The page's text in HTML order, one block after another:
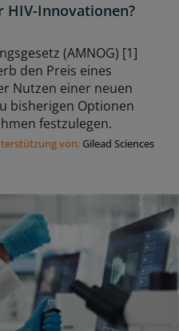
HIV-Innovationen?
(AMNOG) [1]
den Preis eines
Nutzen einer neuen
bisherigen Optionen
festzulegen.
von: Gilead Sciences